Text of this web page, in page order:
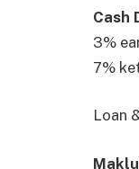
Cash
3%
7%
Loan